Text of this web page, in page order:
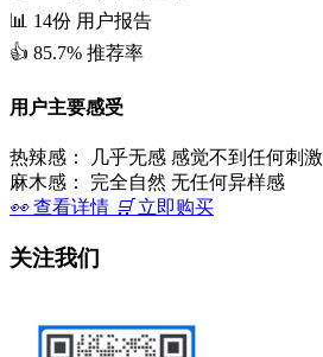
📊 14份 用户报告
👍 85.7% 推荐率
用户主要感受
热辣感：
几乎无感 感觉不到任何刺激
麻木感：
完全自然 无任何异样感
👀查看详情 🛒 立即购买
关注我们